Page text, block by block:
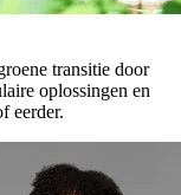
transitie door
oplossingen en
eerder.